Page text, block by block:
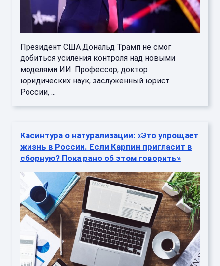
Президент США Дональд Трамп не смог
добиться усиления контроля над новыми
моделями ИИ. Профессор, доктор
юридических наук, заслуженный юрист
России, ...
Касинтура о натурализации: «Это упрощает
жизнь в России. Если Карпин пригласит в
сборную? Пока рано об этом говорить»